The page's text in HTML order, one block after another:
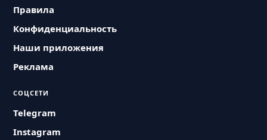
Правила
Конфиденциальность
Наши приложения
Реклама
СОЦСЕТИ
Telegram
Instagram